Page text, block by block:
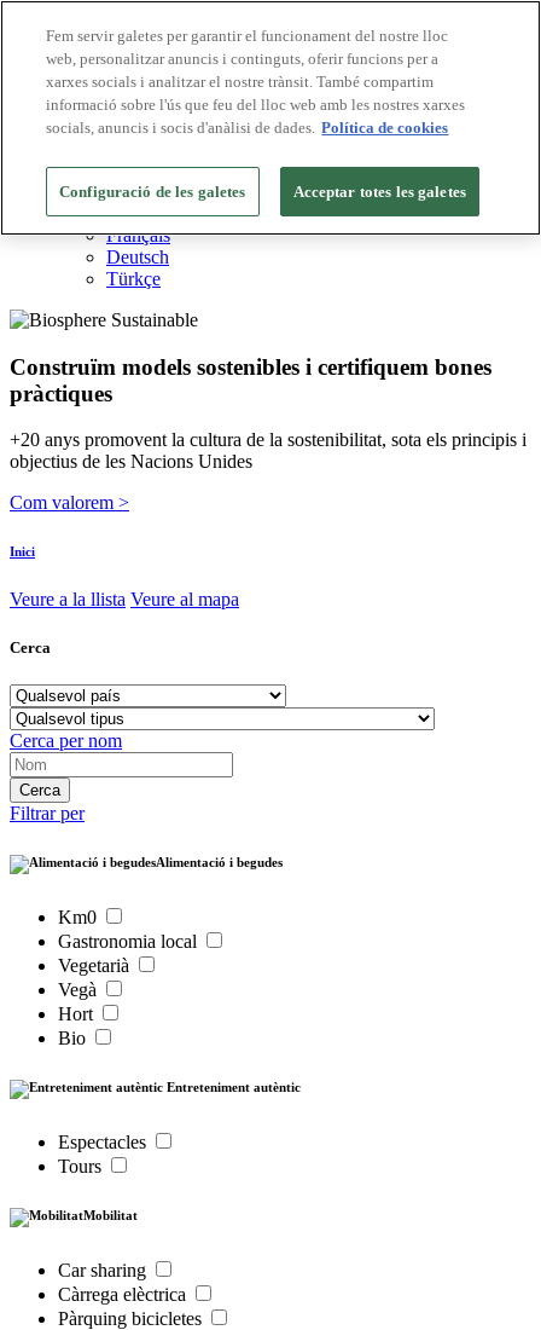
Destinacions Biosphere
Empreses Biosphere
Com valorem
Sobre nosaltres
English
Español
Português
Français
Deutsch
Türkçe
Construïm models sostenibles i certifiquem bones
pràctiques
+20 anys promovent la cultura de la sostenibilitat, sota els principis i
objectius de les Nacions Unides
Com valorem >
Inici
Veure a la llista Veure al mapa
Cerca
Cerca per nom
Filtrar per
Alimentació i begudes
Km0
Gastronomia local
Vegetarià
Vegà
Hort
Bio
Entreteniment autèntic
Espectacles
Tours
Mobilitat
Car sharing
Càrrega elèctrica
Pàrquing bicicletes
Fem servir galetes per garantir el funcionament del nostre lloc
web, personalitzar anuncis i continguts, oferir funcions per a
xarxes socials i analitzar el nostre trànsit. També compartim
informació sobre l'ús que feu del lloc web amb les nostres xarxes
socials, anuncis i socis d'anàlisi de dades. Política de cookies
Configuració de les galetes Acceptar totes les galetes